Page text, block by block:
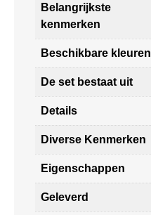
Belangrijkste
kenmerken
Beschikbare kleuren
De set bestaat uit
Details
Diverse Kenmerken
Eigenschappen
Geleverd